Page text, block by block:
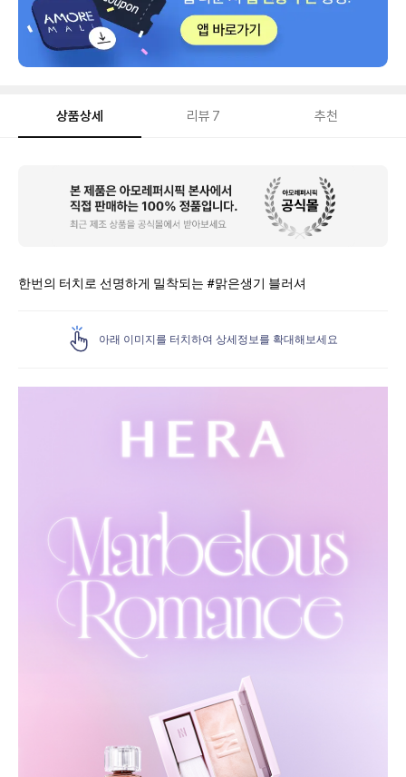
상품상세 리뷰 7 추천
한번의 터치로 선명하게 밀착되는 #맑은생기 블러셔
아래 이미지를 터치하여 상세정보를 확대해보세요